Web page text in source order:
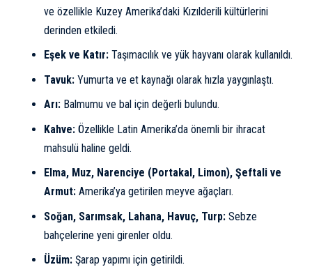
ve özellikle Kuzey Amerika’daki Kızılderili kültürlerini
derinden etkiledi.
Eşek ve Katır:Taşımacılık ve yük hayvanı olarak kullanıldı.
Tavuk:Yumurta ve et kaynağı olarak hızla yaygınlaştı.
Arı:Balmumu ve bal için değerli bulundu.
Kahve:Özellikle Latin Amerika’da önemli bir ihracat
mahsulü haline geldi.
Elma, Muz, Narenciye (Portakal, Limon), Şeftali ve
Armut:Amerika’ya getirilen meyve ağaçları.
Soğan, Sarımsak, Lahana, Havuç, Turp:Sebze
bahçelerine yeni girenler oldu.
Üzüm:Şarap yapımı için getirildi.